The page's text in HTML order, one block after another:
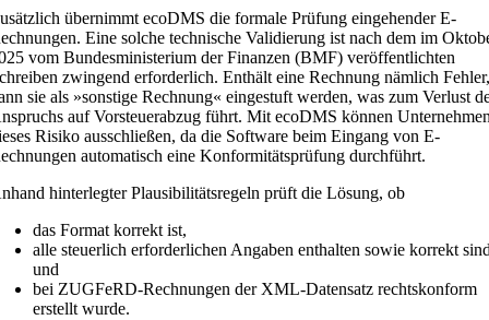
übernimmt ecoDMS die formale Prüfung eingehender E-
Eine solche technische Validierung ist nach dem im
vom Bundesministerium der Finanzen (BMF) veröffentlichten
zwingend erforderlich. Enthält eine Rechnung nämlich
sie als »sonstige Rechnung« eingestuft werden, was zum Verlust
auf Vorsteuerabzug führt. Mit ecoDMS können
Risiko ausschließen, da die Software beim Eingang von E-
automatisch eine Konformitätsprüfung durchführt.
hinterlegter Plausibilitätsregeln prüft die Lösung, ob
das Format korrekt ist,
alle steuerlich erforderlichen Angaben enthalten sowie korrekt
und
bei ZUGFeRD-Rechnungen der XML-Datensatz rechtskonform
erstellt wurde.